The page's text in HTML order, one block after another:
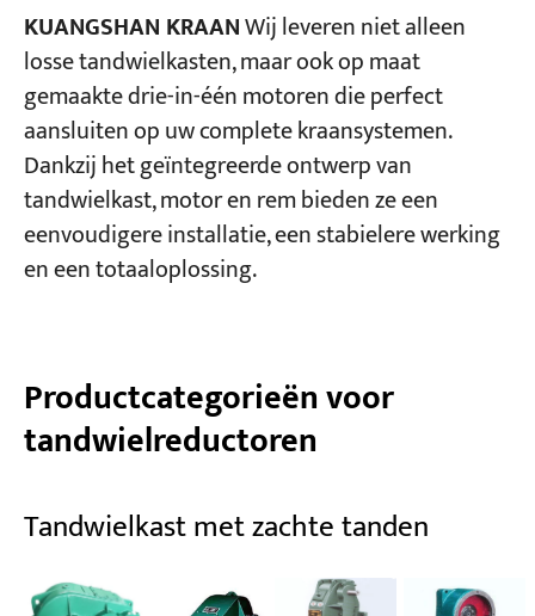
KUANGSHAN KRAANWij leveren niet alleen
losse tandwielkasten, maar ook op maat
gemaakte drie-in-één motoren die perfect
aansluiten op uw complete kraansystemen.
Dankzij het geïntegreerde ontwerp van
tandwielkast, motor en rem bieden ze een
eenvoudigere installatie, een stabielere werking
en een totaaloplossing.
Productcategorieën voor
tandwielreductoren
Tandwielkast met zachte tanden